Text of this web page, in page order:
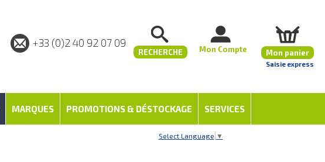
+33 (0)2 40 92 07 09
RECHERCHE Mon Compte Mon panier
Saisie express
MARQUES PROMOTIONS & DÉSTOCKAGE SERVICES
Select Language ▼